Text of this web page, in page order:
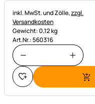
Steuerhinweis:
inkl. MwSt. und Zölle,zzgl.
Versandkosten
Gewicht: 0,12 kg
Art.Nr.: 560316